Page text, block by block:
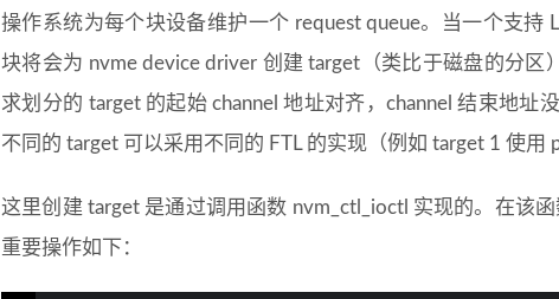
操作系统为每个块设备维护一个 request queue。当一个支持
块将会为 nvme device driver 创建 target（类比于磁盘的分
求划分的 target 的起始 channel 地址对齐，channel 结束地址
不同的 target 可以采用不同的 FTL 的实现（例如 target 1 使用
这里创建 target 是通过调用函数 nvm_ctl_ioctl 实现的。在该
重要操作如下：